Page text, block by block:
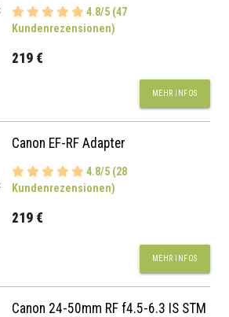
4.8/5 (47
Kundenrezensionen)
219 €
MEHR INFOS
Canon EF-RF Adapter
4.8/5 (28
Kundenrezensionen)
219 €
MEHR INFOS
Canon 24-50mm RF f4.5-6.3 IS STM